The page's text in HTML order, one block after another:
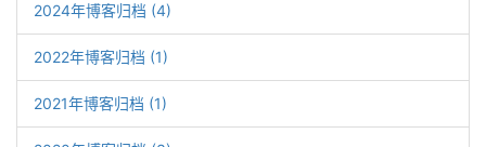
2024年博客归档 (4)
2022年博客归档 (1)
2021年博客归档 (1)